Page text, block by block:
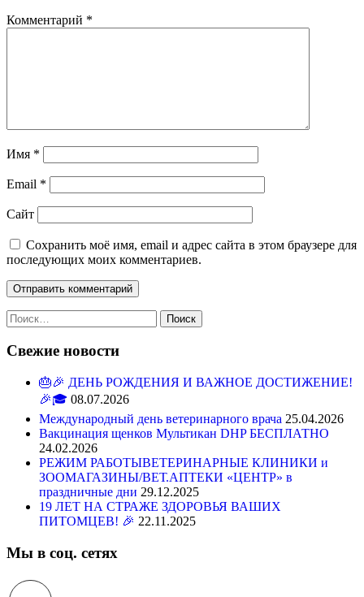
Комментарий *
Имя *
Email *
Сайт
Сохранить моё имя, email и адрес сайта в этом браузере для
последующих моих комментариев.
Найти:
Свежие новости
🎂🎉 ДЕНЬ РОЖДЕНИЯ И ВАЖНОЕ ДОСТИЖЕНИЕ!
🎉🎓 08.07.2026
Международный день ветеринарного врача 25.04.2026
Вакцинация щенков Мультикан DHP БЕСПЛАТНО
24.02.2026
РЕЖИМ РАБОТЫВЕТЕРИНАРНЫЕ КЛИНИКИ и
ЗООМАГАЗИНЫ/ВЕТ.АПТЕКИ «ЦЕНТР» в
праздничные дни 29.12.2025
19 ЛЕТ НА СТРАЖЕ ЗДОРОВЬЯ ВАШИХ
ПИТОМЦЕВ! 🎉 22.11.2025
Мы в соц. сетях